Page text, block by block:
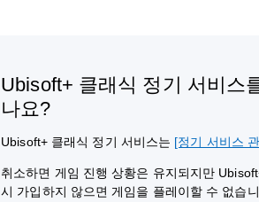
Ubisoft+ 클래식 정기 서비스
나요?
Ubisoft+ 클래식 정기 서비스는 [정기 서비스
취소하면 게임 진행 상황은 유지되지만
시 가입하지 않으면 게임을 플레이할 수 없습니